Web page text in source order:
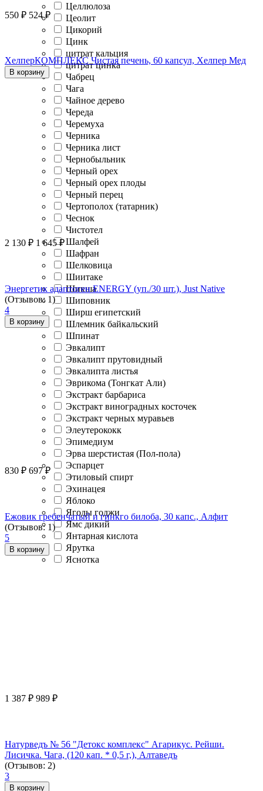
Целлюлоза
Цеолит
Цикорий
Цинк
цитрат кальция
цитрат цинка
Чабрец
Чага
Чайное дерево
Череда
Черемуха
Черника
Черника лист
Чернобыльник
Черный орех
Черный орех плоды
Черный перец
Чертополох (татарник)
Чеснок
Чистотел
Шалфей
Шафран
Шелковица
Шиитаке
Шикша
Шиповник
Ширш египетский
Шлемник байкальский
Шпинат
Эвкалипт
Эвкалипт прутовидный
Эвкалипта листья
Эврикома (Тонгкат Али)
Экстракт барбариса
Экстракт виноградных косточек
Экстракт черных муравьев
Элеутерококк
Эпимедиум
Эрва шерстистая (Пол-пола)
Эспарцет
Этиловый спирт
Эхинацея
Яблоко
Ягоды годжи
Ямс дикий
Янтарная кислота
Ярутка
Яснотка
550 ₽ 524 ₽
ХелперКОМПЛЕКС Чистая печень, 60 капсул, Хелпер Мед
В корзину
2 130 ₽ 1 645 ₽
Энергетик адаптоген ENERGY (уп./30 шт.), Just Native
(Отзывов: 1)
4
В корзину
830 ₽ 697 ₽
Ежовик гребенчатый и гинкго билоба, 30 капс., Алфит
(Отзывов: 1)
5
В корзину
1 387 ₽ 989 ₽
Натурведъ № 56 "Детокс комплекс" Агарикус. Рейши.
Лисичка. Чага, (120 кап. * 0,5 г,), Алтаведъ
(Отзывов: 2)
3
В корзину